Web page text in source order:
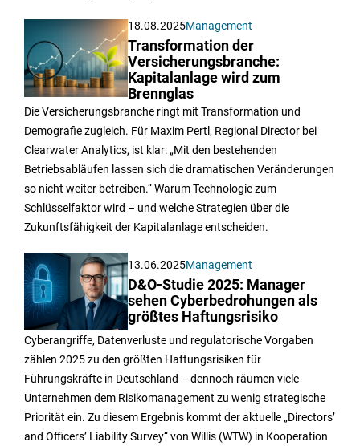
18.08.2025Management
Transformation der
Versicherungsbranche:
Kapitalanlage wird zum
Brennglas
Die Versicherungsbranche ringt mit Transformation und
Demografie zugleich. Für Maxim Pertl, Regional Director bei
Clearwater Analytics, ist klar: „Mit den bestehenden
Betriebsabläufen lassen sich die dramatischen Veränderungen
so nicht weiter betreiben.“ Warum Technologie zum
Schlüsselfaktor wird – und welche Strategien über die
Zukunftsfähigkeit der Kapitalanlage entscheiden.
13.06.2025Management
D&O-Studie 2025: Manager
sehen Cyberbedrohungen als
größtes Haftungsrisiko
Cyberangriffe, Datenverluste und regulatorische Vorgaben
zählen 2025 zu den größten Haftungsrisiken für
Führungskräfte in Deutschland – dennoch räumen viele
Unternehmen dem Risikomanagement zu wenig strategische
Priorität ein. Zu diesem Ergebnis kommt der aktuelle „Directors’
and Officers’ Liability Survey“ von Willis (WTW) in Kooperation